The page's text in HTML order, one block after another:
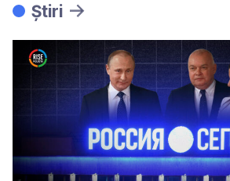
Știri